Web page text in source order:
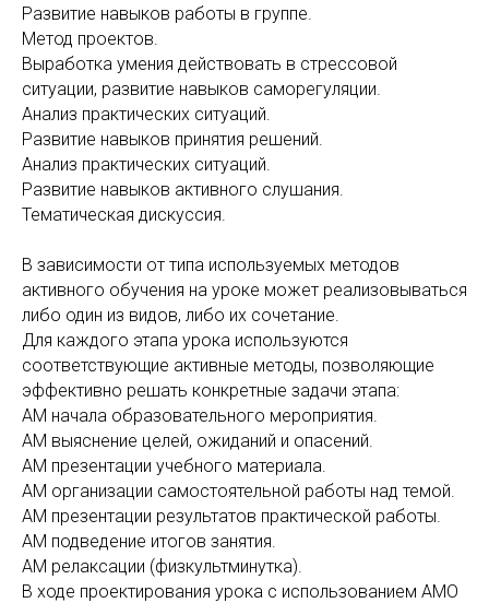
Развитие навыков работы в группе.
Метод проектов.
Выработка умения действовать в стрессовой
ситуации, развитие навыков саморегуляции.
Анализ практических ситуаций.
Развитие навыков принятия решений.
Анализ практических ситуаций.
Развитие навыков активного слушания.
Тематическая дискуссия.
В зависимости от типа используемых методов
активного обучения на уроке может реализовываться
либо один из видов, либо их сочетание.
Для каждого этапа урока используются
соответствующие активные методы, позволяющие
эффективно решать конкретные задачи этапа:
АМ начала образовательного мероприятия.
АМ выяснение целей, ожиданий и опасений.
АМ презентации учебного материала.
АМ организации самостоятельной работы над темой.
АМ презентации результатов практической работы.
АМ подведение итогов занятия.
АМ релаксации (физкультминутка).
В ходе проектирования урока с использованием АМО